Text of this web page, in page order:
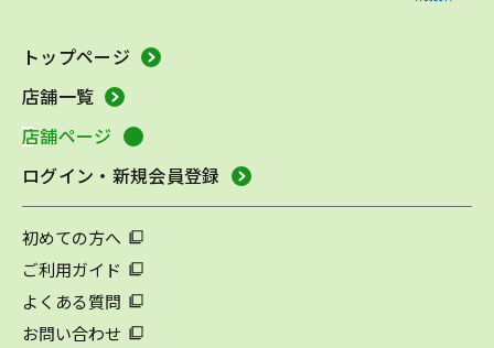
トップページ
店舗一覧
店舗ページ
ログイン・新規会員登録
初めての方へ
ご利用ガイド
よくある質問
お問い合わせ